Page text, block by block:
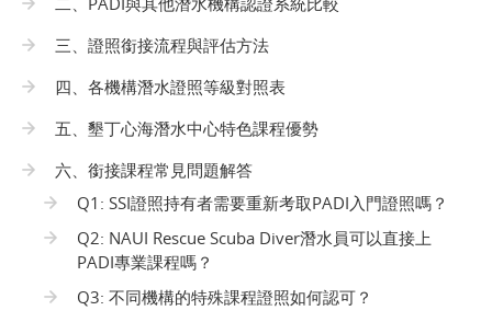
三、證照銜接流程與評估方法
四、各機構潛水證照等級對照表
五、墾丁心海潛水中心特色課程優勢
六、銜接課程常見問題解答
Q1: SSI證照持有者需要重新考取PADI入門證照嗎？
Q2: NAUI Rescue Scuba Diver潛水員可以直接上
PADI專業課程嗎？
Q3: 不同機構的特殊課程證照如何認可？